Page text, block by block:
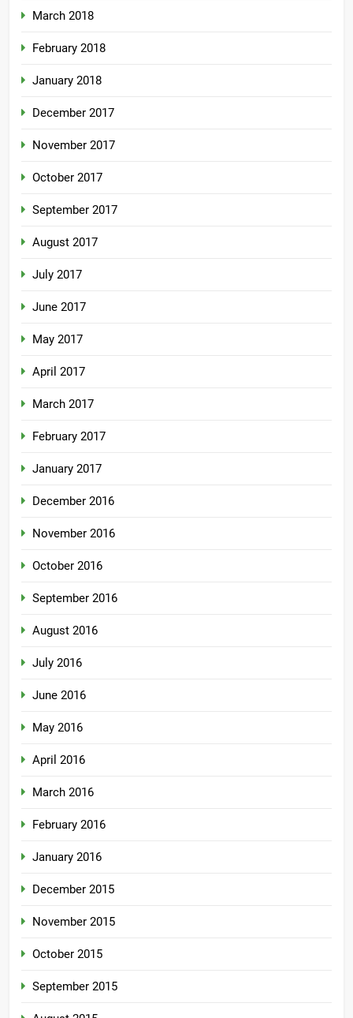
March 2018
February 2018
January 2018
December 2017
November 2017
October 2017
September 2017
August 2017
July 2017
June 2017
May 2017
April 2017
March 2017
February 2017
January 2017
December 2016
November 2016
October 2016
September 2016
August 2016
July 2016
June 2016
May 2016
April 2016
March 2016
February 2016
January 2016
December 2015
November 2015
October 2015
September 2015